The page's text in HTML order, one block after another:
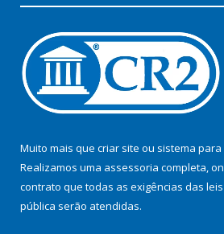
Muito mais que criar site ou sistema
Realizamos uma assessoria completa,
contrato que todas as exigências das
pública serão atendidas.